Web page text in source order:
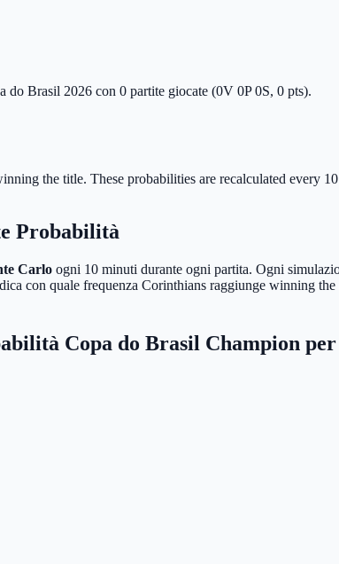
do Brasil 2026 con 0 partite giocate (0V 0P 0S, 0 pts).
the title. These probabilities are recalculated every
Probabilità
Carlo ogni 10 minuti durante ogni partita. Ogni
con quale frequenza Corinthians raggiunge winning
Copa do Brasil Champion